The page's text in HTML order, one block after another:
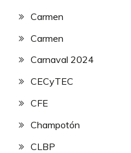
Carmen
Carmen
Carnaval 2024
CECyTEC
CFE
Champotón
CLBP